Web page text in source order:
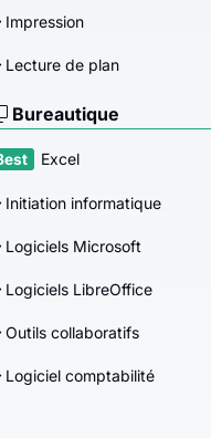
Impression
Lecture de plan
Bureautique
Excel
Initiation informatique
Logiciels Microsoft
Logiciels LibreOffice
Outils collaboratifs
Logiciel comptabilité